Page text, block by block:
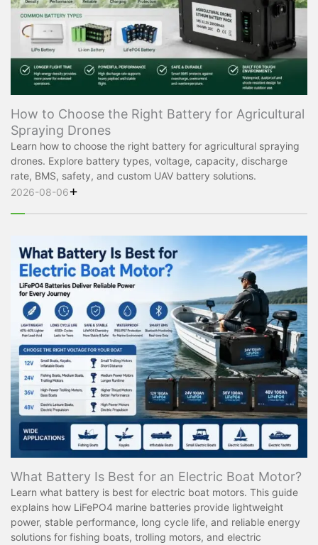
How to Choose the Right Battery for Agricultural
Spraying Drones
Learn how to choose the right battery for agricultural spraying
drones. Explore battery types, voltage, capacity, discharge
rate, BMS, safety, and custom UAV battery solutions.
2026-08-06+
What Battery Is Best for an Electric Boat Motor?
Learn what battery is best for electric boat motors. This guide
explains how LiFePO4 marine batteries provide lightweight
power, stable performance, long cycle life, and reliable energy
solutions for fishing boats, trolling motors, and electric